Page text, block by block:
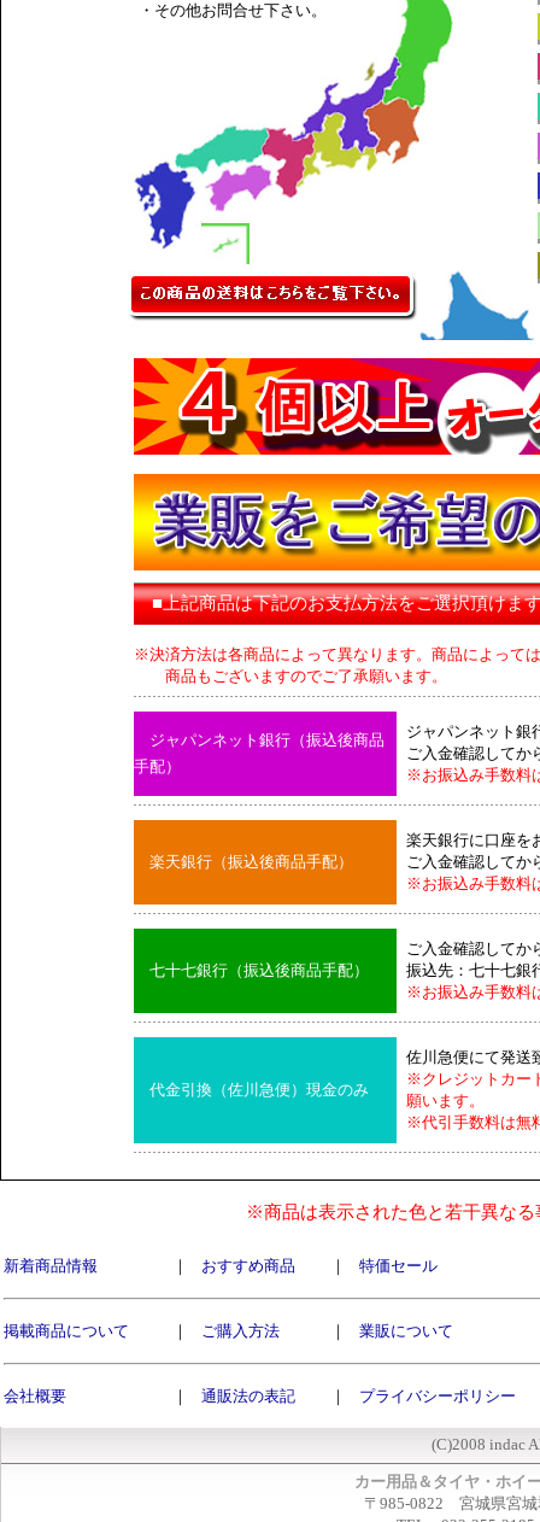
・その他お問合せ下さい。
■上記商品は下記のお支払方法をご選択頂けま
※決済方法は各商品によって異なります。商品によって
商品もございますのでご了承願います。
ジャパンネット銀行（振込後商品
手配）
ジャパンネット銀
ご入金確認してか
※お振込み手数料
楽天銀行（振込後商品手配）
楽天銀行に口座を
ご入金確認してか
※お振込み手数料
七十七銀行（振込後商品手配）
ご入金確認してか
振込先：七十七銀
※お振込み手数料
代金引換（佐川急便）現金のみ
佐川急便にて発送
※クレジットカー
願います。
※代引手数料は無
※商品は表示された色と若干異な
新着商品情報 ｜ おすすめ商品 ｜ 特価セール
掲載商品について ｜ ご購入方法 ｜ 業販について
会社概要 ｜ 通販法の表記 ｜ プライバシーポリシー
(C)2008 indac
カー用品＆タイヤ・ホイ
〒985-0822 宮城県宮城